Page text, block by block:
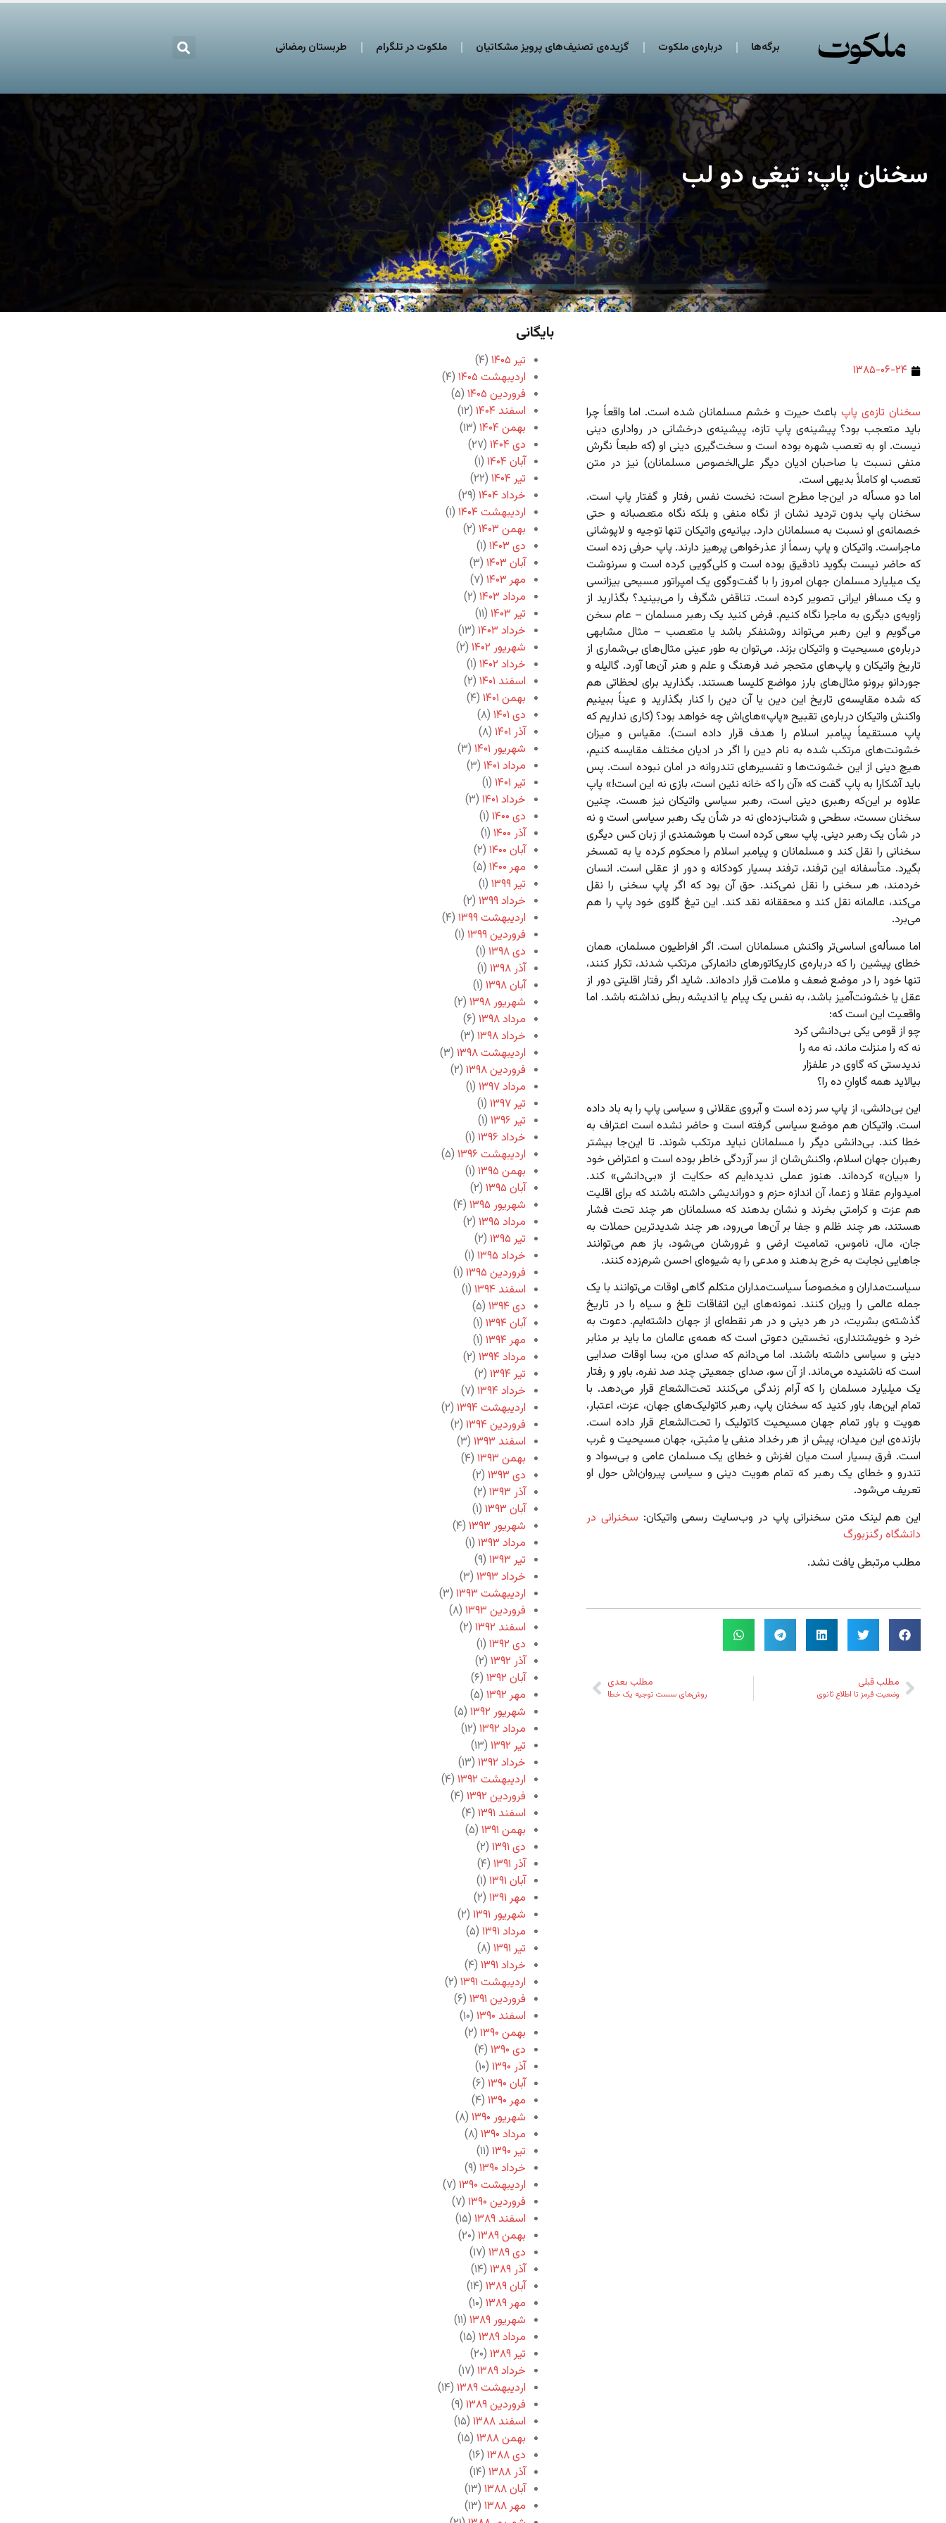
برگه‌ها درباره‌ی ملکوت گزیده‌ی تصنیف‌های پرویز مشکاتیان ملکوت در تلگرام طربستان رمضانی
سخنان پاپ:‌ تیغی دو لب
۱۳۸۵-۰۶-۲۴
سخنان تازه‌ی پاپباعث حیرت و خشم مسلمانان شده است. اما واقعاً چرا
باید متعجب بود؟ پیشینه‌ی پاپ تازه، پیشینه‌ی درخشانی در رواداری دینی
نیست. او به تعصب شهره بوده است و سخت‌گیری دینی او (که طبعاً نگرش
منفی نسبت با صاحبان ادیان دیگر علی‌الخصوص مسلمانان) نیز در متن
تعصب او کاملاً بدیهی است.
اما دو مسأله در این‌جا مطرح است: نخست نفس رفتار و گفتار پاپ است.
سخنان پاپ بدون تردید نشان از نگاه منفی و بلکه نگاه متعصبانه و حتی
خصمانه‌ی او نسبت به مسلمانان دارد. بیانیه‌ی واتیکان تنها توجیه و لاپوشانی
ماجراست. واتیکان و پاپ رسماً از عذرخواهی پرهیز دارند. پاپ حرفی زده است
که حاضر نیست بگوید نادقیق بوده است و کلی‌گویی کرده است و سرنوشت
یک میلیارد مسلمان جهان امروز را با گفت‌وگوی یک امپراتور مسیحی بیزانسی
و یک مسافر ایرانی تصویر کرده است. تناقض شگرف را می‌بینید؟ بگذارید از
زاویه‌ی دیگری به ماجرا نگاه کنیم. فرض کنید یک رهبر مسلمان – عام سخن
می‌گویم و این رهبر می‌تواند روشنفکر باشد یا متعصب – مثال مشابهی
درباره‌ی مسیحیت و واتیکان بزند. می‌توان به طور عینی مثال‌های بی‌شماری از
تاریخ واتیکان و پاپ‌های متحجر ضد فرهنگ و علم و هنر آن‌ها آورد. گالیله و
جوردانو برونو مثال‌های بارز مواضع کلیسا هستند. بگذارید برای لحظاتی هم
که شده مقایسه‌ی تاریخ این دین یا آن دین را کنار بگذارید و عیناً‌ ببینیم
واکنش واتیکان درباره‌ی تقبیح «پاپ»های‌اش چه خواهد بود؟ (کاری نداریم که
پاپ مستقیماً‌ پیامبر اسلام را هدف قرار داده است). مقیاس و میزان
خشونت‌های مرتکب شده به نام دین را اگر در ادیان مختلف مقایسه کنیم،
هیچ دینی از این خشونت‌ها و تفسیرهای تندروانه در امان نبوده است. پس
باید آشکارا به پاپ گفت که «آن را که خانه نئین است،‌ بازی نه این است!» پاپ
علاوه بر این‌که رهبری دینی است، رهبر سیاسی واتیکان نیز هست. چنین
سخنان سست، سطحی و شتاب‌زده‌ای نه در شأن یک رهبر سیاسی است و نه
در شأن یک رهبر دینی. پاپ سعی کرده است با هوشمندی از زبان کس دیگری
سخنانی را نقل کند و مسلمانان و پیامبر اسلام را محکوم کرده یا به تمسخر
بگیرد. متأسفانه این ترفند، ترفند بسیار کودکانه و دور از عقلی است. انسان
خردمند، هر سخنی را نقل نمی‌کند. حق آن بود که اگر پاپ سخنی را نقل
می‌کند، عالمانه نقل کند و محققانه نقد کند. این تیغ گلوی خود پاپ را هم
می‌برد.
اما مسأله‌ی اساسی‌تر واکنش مسلمانان است. اگر افراطیون مسلمان، همان
خطای پیشین را که درباره‌ی کاریکاتورهای دانمارکی مرتکب شدند، تکرار کنند،
تنها خود را در موضع ضعف و ملامت قرار داده‌اند. شاید اگر رفتار اقلیتی دور از
عقل یا خشونت‌آمیز باشد، به نفس یک پیام یا اندیشه ربطی نداشته باشد. اما
واقعیت این است که:
چو از قومی یکی بی‌دانشی کرد
نه که را منزلت ماند، نه مه را
ندیدستی که گاوی در علفزار
بیالاید همه گاوانِ ده را؟
این بی‌دانشی،‌ از پاپ سر زده است و آبروی عقلانی و سیاسی پاپ را به باد داده
است. واتیکان هم موضع سیاسی گرفته است و حاضر نشده است اعتراف به
خطا کند. بی‌دانشی دیگر را مسلمانان نباید مرتکب شوند. تا این‌جا بیشتر
رهبران جهان اسلام، واکنش‌شان از سر آزردگی خاطر بوده است و اعتراض خود
را «بیان» کرده‌اند. هنوز عملی ندیده‌ایم که حکایت از «بی‌دانشی» کند.
امیدوارم عقلا و زعما، آن اندازه حزم و دوراندیشی داشته باشند که برای اقلیت
هم عزت و کرامتی بخرند و نشان بدهند که مسلمانان هر چند تحت فشار
هستند، هر چند ظلم و جفا بر آن‌ها می‌رود، هر چند شدیدترین حملات به
جان،‌ مال،‌ ناموس، تمامیت ارضی و غرورشان می‌شود،‌ باز هم می‌توانند
جاهایی نجابت به خرج بدهند و مدعی را به شیوه‌ای احسن شرم‌زده کنند.
سیاست‌مداران و مخصوصاً سیاست‌مداران متکلم گاهی اوقات می‌توانند با یک
جمله عالمی را ویران کنند. نمونه‌های این اتفاقات تلخ و سیاه را در تاریخ
گذشته‌ی بشریت، در هر دینی و در هر نقطه‌ای از جهان داشته‌ایم. دعوت به
خرد و خویشتنداری، نخستین دعوتی است که همه‌ی عالمان ما باید بر منابر
دینی و سیاسی داشته باشند. اما می‌دانم که صدای من، بسا اوقات صدایی
است که ناشنیده می‌‌ماند. از آن سو، صدای جمعیتی چند صد نفره، باور و رفتار
یک میلیارد مسلمان را که آرام زندگی می‌‌کنند تحت‌الشعاع قرار می‌دهد. با
تمام این‌ها، باور کنید که سخنان پاپ، رهبر کاتولیک‌های جهان، عزت، اعتبار،
هویت و باور تمام جهان مسیحیت کاتولیک را تحت‌الشعاع قرار داده است.
بازنده‌ی این میدان، پیش از هر رخداد منفی یا مثبتی، جهان مسیحیت و غرب
است. فرق بسیار است میان لغزش و خطای یک مسلمان عامی و بی‌سواد و
تندرو و خطای یک رهبر که تمام هویت دینی و سیاسی پیروان‌اش حول او
تعریف می‌شود.
این هم لینک متن سخنرانی پاپ در وب‌سایت رسمی واتیکان: سخنرانی در
دانشگاه رگنزبورگ
مطلب مرتبطی یافت نشد.
مطلب قبلی
وضعیت قرمز تا اطلاع ثانوی
مطلب بعدی
روش‌های سست توجیه یک خطا
بایگانی
تیر ۱۴۰۵
(۴)
اردیبهشت ۱۴۰۵
(۴)
فروردین ۱۴۰۵
(۵)
اسفند ۱۴۰۴
(۱۲)
بهمن ۱۴۰۴
(۱۳)
دی ۱۴۰۴
(۲۷)
آبان ۱۴۰۴
(۱)
تیر ۱۴۰۴
(۲۲)
خرداد ۱۴۰۴
(۲۹)
اردیبهشت ۱۴۰۴
(۱)
بهمن ۱۴۰۳
(۲)
دی ۱۴۰۳
(۱)
آبان ۱۴۰۳
(۳)
مهر ۱۴۰۳
(۷)
مرداد ۱۴۰۳
(۲)
تیر ۱۴۰۳
(۱۱)
خرداد ۱۴۰۳
(۱۳)
شهریور ۱۴۰۲
(۲)
خرداد ۱۴۰۲
(۱)
اسفند ۱۴۰۱
(۲)
بهمن ۱۴۰۱
(۴)
دی ۱۴۰۱
(۸)
آذر ۱۴۰۱
(۸)
شهریور ۱۴۰۱
(۳)
مرداد ۱۴۰۱
(۳)
تیر ۱۴۰۱
(۱)
خرداد ۱۴۰۱
(۳)
دی ۱۴۰۰
(۱)
آذر ۱۴۰۰
(۱)
آبان ۱۴۰۰
(۲)
مهر ۱۴۰۰
(۵)
تیر ۱۳۹۹
(۱)
خرداد ۱۳۹۹
(۲)
اردیبهشت ۱۳۹۹
(۴)
فروردین ۱۳۹۹
(۱)
دی ۱۳۹۸
(۱)
آذر ۱۳۹۸
(۱)
آبان ۱۳۹۸
(۱)
شهریور ۱۳۹۸
(۲)
مرداد ۱۳۹۸
(۶)
خرداد ۱۳۹۸
(۳)
اردیبهشت ۱۳۹۸
(۳)
فروردین ۱۳۹۸
(۲)
مرداد ۱۳۹۷
(۱)
تیر ۱۳۹۷
(۱)
تیر ۱۳۹۶
(۱)
خرداد ۱۳۹۶
(۱)
اردیبهشت ۱۳۹۶
(۵)
بهمن ۱۳۹۵
(۱)
آبان ۱۳۹۵
(۲)
شهریور ۱۳۹۵
(۴)
مرداد ۱۳۹۵
(۲)
تیر ۱۳۹۵
(۲)
خرداد ۱۳۹۵
(۱)
فروردین ۱۳۹۵
(۱)
اسفند ۱۳۹۴
(۱)
دی ۱۳۹۴
(۵)
آبان ۱۳۹۴
(۱)
مهر ۱۳۹۴
(۱)
مرداد ۱۳۹۴
(۲)
تیر ۱۳۹۴
(۲)
خرداد ۱۳۹۴
(۷)
اردیبهشت ۱۳۹۴
(۲)
فروردین ۱۳۹۴
(۲)
اسفند ۱۳۹۳
(۳)
بهمن ۱۳۹۳
(۴)
دی ۱۳۹۳
(۲)
آذر ۱۳۹۳
(۲)
آبان ۱۳۹۳
(۱)
شهریور ۱۳۹۳
(۴)
مرداد ۱۳۹۳
(۱)
تیر ۱۳۹۳
(۹)
خرداد ۱۳۹۳
(۳)
اردیبهشت ۱۳۹۳
(۳)
فروردین ۱۳۹۳
(۸)
اسفند ۱۳۹۲
(۲)
دی ۱۳۹۲
(۱)
آذر ۱۳۹۲
(۲)
آبان ۱۳۹۲
(۶)
مهر ۱۳۹۲
(۵)
شهریور ۱۳۹۲
(۵)
مرداد ۱۳۹۲
(۱۲)
تیر ۱۳۹۲
(۱۳)
خرداد ۱۳۹۲
(۱۳)
اردیبهشت ۱۳۹۲
(۴)
فروردین ۱۳۹۲
(۴)
اسفند ۱۳۹۱
(۴)
بهمن ۱۳۹۱
(۵)
دی ۱۳۹۱
(۲)
آذر ۱۳۹۱
(۴)
آبان ۱۳۹۱
(۱)
مهر ۱۳۹۱
(۲)
شهریور ۱۳۹۱
(۲)
مرداد ۱۳۹۱
(۵)
تیر ۱۳۹۱
(۸)
خرداد ۱۳۹۱
(۴)
اردیبهشت ۱۳۹۱
(۲)
فروردین ۱۳۹۱
(۶)
اسفند ۱۳۹۰
(۱۰)
بهمن ۱۳۹۰
(۲)
دی ۱۳۹۰
(۴)
آذر ۱۳۹۰
(۱۰)
آبان ۱۳۹۰
(۶)
مهر ۱۳۹۰
(۴)
شهریور ۱۳۹۰
(۸)
مرداد ۱۳۹۰
(۸)
تیر ۱۳۹۰
(۱۱)
خرداد ۱۳۹۰
(۹)
اردیبهشت ۱۳۹۰
(۷)
فروردین ۱۳۹۰
(۷)
اسفند ۱۳۸۹
(۱۵)
بهمن ۱۳۸۹
(۲۰)
دی ۱۳۸۹
(۱۷)
آذر ۱۳۸۹
(۱۴)
آبان ۱۳۸۹
(۱۴)
مهر ۱۳۸۹
(۱۰)
شهریور ۱۳۸۹
(۱۱)
مرداد ۱۳۸۹
(۱۵)
تیر ۱۳۸۹
(۲۰)
خرداد ۱۳۸۹
(۱۷)
اردیبهشت ۱۳۸۹
(۱۴)
فروردین ۱۳۸۹
(۹)
اسفند ۱۳۸۸
(۱۵)
بهمن ۱۳۸۸
(۱۵)
دی ۱۳۸۸
(۱۶)
آذر ۱۳۸۸
(۱۴)
آبان ۱۳۸۸
(۱۳)
مهر ۱۳۸۸
(۱۳)